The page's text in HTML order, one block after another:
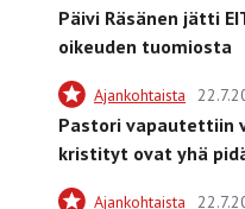
Päivi Räsänen jätti
oikeuden tuomiosta
Ajankohtaista
Pastori vapautettiin
kristityt ovat yhä
Ajankohtaista